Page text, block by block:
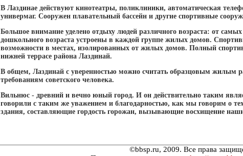
В Лаздинае действуют кинотеатры, поликлиники, автоматическая
универмаг. Сооружен плавательный бассейн и другие спортивные
Большое внимание уделено отдыху людей различного возраста: от
дошкольного возраста устроены в каждой группе жилых домов.
возможности в местах, изолированных от жилых домов. Полный
нижней террасе района Лаздинай.
В общем, Лаздинай с уверенностью можно считать образцовым жилым
требованиям советского человека.
Вильнюс - древний и вечно юный город. И он действительно таким
говорили с таким же уважением и благодарностью, как мы говорим о
здания, составляющие гордость горожан, вызывающие восхищение
©bbsp.ru, 2009. Все права